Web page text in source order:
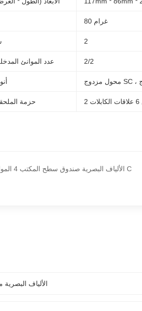
80 غرام
2
عدد الموانئ 2/2
حزمة
Prev：الألياف البصرية صندوق سطح المكتب 4 الموانئ نوع C